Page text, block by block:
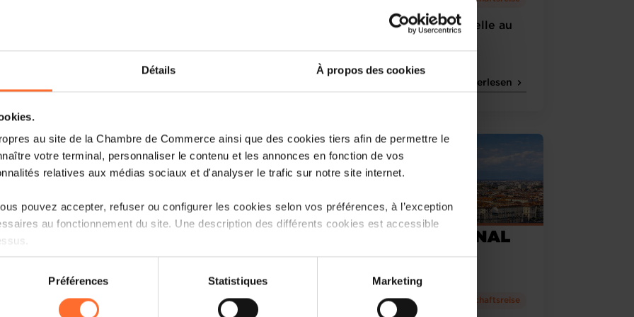
Détails À propos des cookies
au site de la Chambre de Commerce ainsi que des cookies tiers afin de permettre le
votre terminal, personnaliser le contenu et les annonces en fonction de vos
relatives aux médias sociaux et d'analyser le trafic sur notre site internet.
pouvez accepter, refuser ou configurer les cookies selon vos préférences, à l’exception
au fonctionnement du site. Une description des différents cookies est accessible
sur le site et certaines fonctionnalités (ex : lecture de vidéos, partage sur les réseaux
ou des cookies non nécessaires.
Préférences Statistiques Marketing
Mission Économique Officielle au
Weiterlesen
Donnerstag 21 Mai 2026
Wirtschaftsreise